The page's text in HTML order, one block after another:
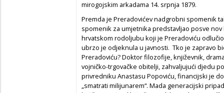
mirogojskim arkadama 14. srpnja 1879.
Premda je Preradovićev nadgrobni spomenik
spomenik za umjetnika predstavljao posve
hrvatskom rodoljubu koji je Preradoviću
ubrzo je odjeknula u javnosti. Tko je zapravo
Preradoviću? Doktor filozofije, književnik,
vojničko-trgovačke obitelji, zahvaljujući djedu
privredniku Anastasu Popoviću, financijski je
„smatrati milijunarem“. Mada generacijski